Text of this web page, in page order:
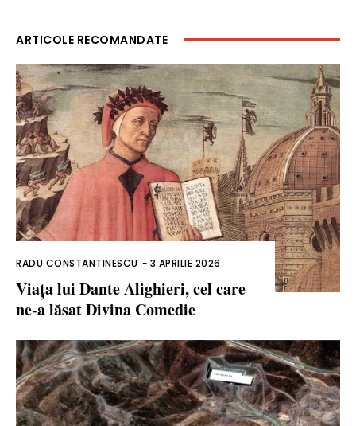
ARTICOLE RECOMANDATE
RADU CONSTANTINESCU - 3 APRILIE 2026
Viața lui Dante Alighieri, cel care
ne-a lăsat Divina Comedie